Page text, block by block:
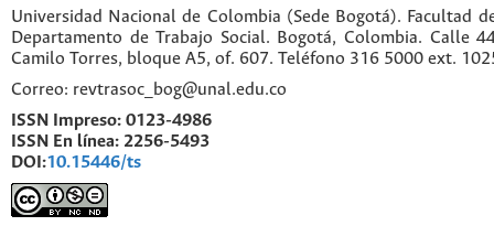
Universidad Nacional de Colombia (Sede Bogotá). Facultad
Departamento de Trabajo Social. Bogotá, Colombia. Calle
Camilo Torres, bloque A5, of. 607. Teléfono 316 5000 ext.
Correo: revtrasoc_bog@unal.edu.co
ISSN Impreso: 0123-4986
ISSN En línea: 2256-5493
DOI:10.15446/ts